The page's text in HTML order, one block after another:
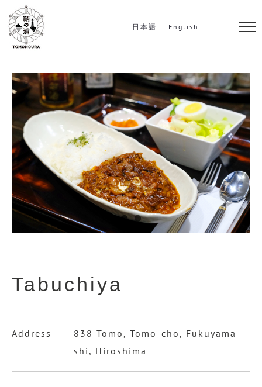
Tabuchiya
Address
838 Tomo, Tomo-cho, Fukuyama-
shi, Hiroshima
日本語 English